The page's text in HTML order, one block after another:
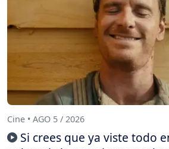
Cine • AGO 5 / 2026
Si crees que ya viste todo